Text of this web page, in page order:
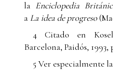
la Enciclopedia
a La idea de progreso
4 Citado en
Barcelona, Paidós, 1993,
5 Ver especialmente